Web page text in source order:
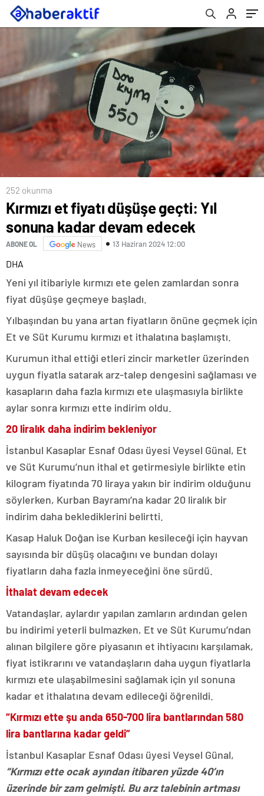
252 okunma
Kırmızı et fiyatı düşüşe geçti: Yıl
sonuna kadar devam edecek
ABONE OL News 13 Haziran 2024 12:00
DHA
Yeni yıl itibariyle kırmızı ete gelen zamlardan sonra
fiyat düşüşe geçmeye başladı.
Yılbaşından bu yana artan fiyatların önüne geçmek için
Et ve Süt Kurumu kırmızı et ithalatına başlamıştı.
Kurumun ithal ettiği etleri zincir marketler üzerinden
uygun fiyatla satarak arz-talep dengesini sağlaması ve
kasapların daha fazla kırmızı ete ulaşmasıyla birlikte
aylar sonra kırmızı ette indirim oldu.
20 liralık daha indirim bekleniyor
İstanbul Kasaplar Esnaf Odası üyesi Veysel Günal, Et
ve Süt Kurumu’nun ithal et getirmesiyle birlikte etin
kilogram fiyatında 70 liraya yakın bir indirim olduğunu
söylerken, Kurban Bayramı’na kadar 20 liralık bir
indirim daha beklediklerini belirtti.
Kasap Haluk Doğan ise Kurban kesileceği için hayvan
sayısında bir düşüş olacağını ve bundan dolayı
fiyatların daha fazla inmeyeceğini öne sürdü.
İthalat devam edecek
Vatandaşlar, aylardır yapılan zamların ardından gelen
bu indirimi yeterli bulmazken, Et ve Süt Kurumu’ndan
alınan bilgilere göre piyasanın et ihtiyacını karşılamak,
fiyat istikrarını ve vatandaşların daha uygun fiyatlarla
kırmızı ete ulaşabilmesini sağlamak için yıl sonuna
kadar et ithalatına devam edileceği öğrenildi.
“Kırmızı ette şu anda 650-700 lira bantlarından 580
lira bantlarına kadar geldi”
İstanbul Kasaplar Esnaf Odası üyesi Veysel Günal,
“Kırmızı ette ocak ayından itibaren yüzde 40’ın
üzerinde bir zam gelmişti. Bu arz talebinin artması